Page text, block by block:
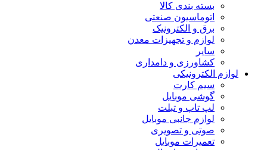
بسته بندی کالا
اتوماسیون صنعتی
برق و الکترونیک
لوازم و تجهیزات معدن
سایر
کشاورزی و دامداری
لوازم الکترونیکی
سیم کارت
گوشی موبایل
لپ تاپ و تبلت
لوازم جانبی موبایل
صوتی و تصویری
تعمیرات موبایل